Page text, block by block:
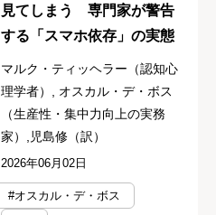
見てしまう 専門家が警告
する「スマホ依存」の実態
マルク・ティッヘラー（認知心
理学者）, オスカル・デ・ボス
（生産性・集中力向上の実務
家）,児島修（訳）
2026年06月02日
#オスカル・デ・ボス